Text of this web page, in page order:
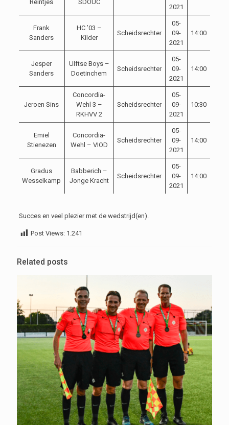
Reintjes SDOUC
2021
Frank
Sanders
HC ’03 –
Kilder
Scheidsrechter
05-
09-
2021
14:00
Jesper
Sanders
Ulftse Boys –
Doetinchem
Scheidsrechter
05-
09-
2021
14:00
Jeroen Sins
Concordia-
Wehl 3 –
RKHVV 2
Scheidsrechter
05-
09-
2021
10:30
Emiel
Stienezen
Concordia-
Wehl – VIOD
Scheidsrechter
05-
09-
2021
14:00
Gradus
Wesselkamp
Babberich –
Jonge Kracht
Scheidsrechter
05-
09-
2021
14:00
Succes en veel plezier met de wedstrijd(en).
Post Views: 1.241
Related posts